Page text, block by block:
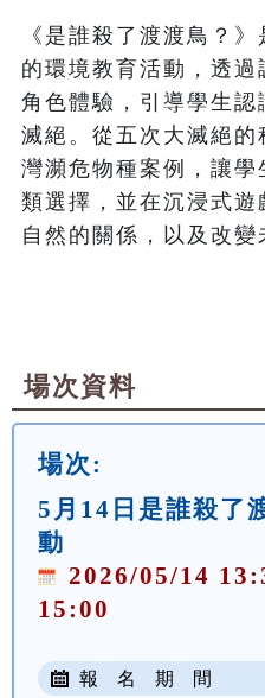
《是誰殺了渡渡鳥？
的環境教育活動，透
角色體驗，引導學生
滅絕。從五次大滅絕
灣瀕危物種案例，讓學
類選擇，並在沉浸式
自然的關係，以及改變
場次資料
場次:
5月14日是誰殺了
動
2026/05/14
15:00
報 名 期 間